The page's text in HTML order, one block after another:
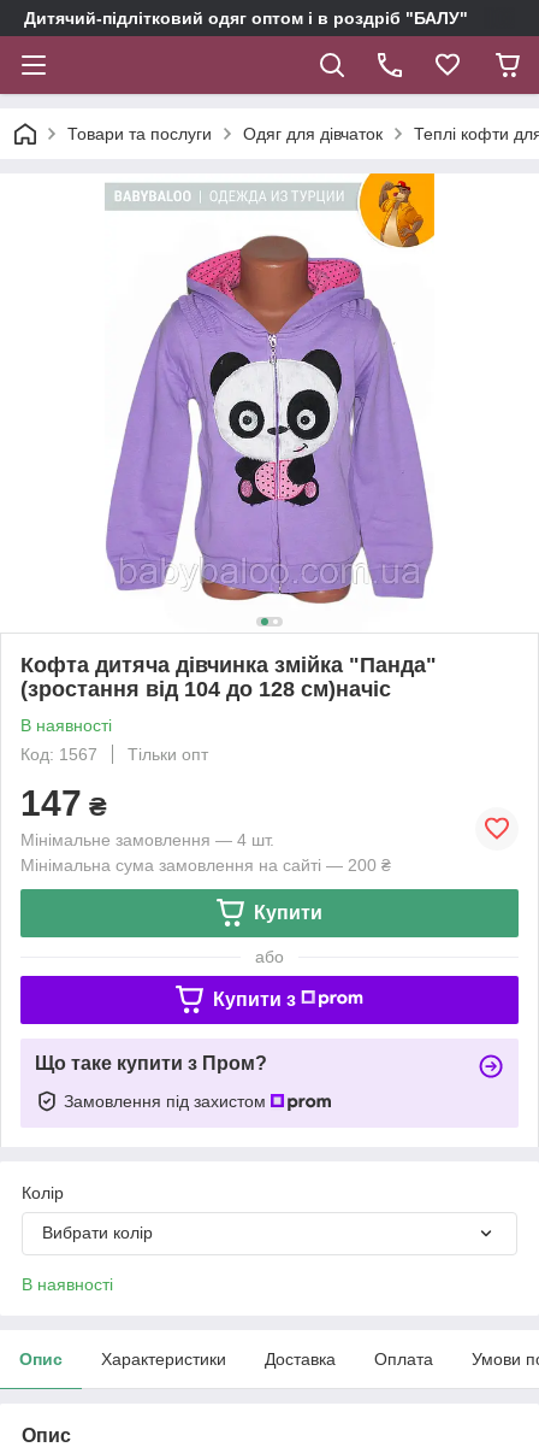
Дитячий-підлітковий одяг оптом і в роздріб "БАЛУ"
Товари та послуги Одяг для дівчаток Теплі кофти
Кофта дитяча дівчинка змійка "Панда"
(зростання від 104 до 128 см)начіс
В наявності
Код: 1567
Тільки опт
147 ₴
Мінімальне замовлення — 4 шт.
Мінімальна сума замовлення на сайті — 200 ₴
Купити
або
Купити з
Що таке купити з Пром?
Замовлення під захистом
Колір
Вибрати колір
В наявності
Опис Характеристики Доставка Оплата Умови
Опис